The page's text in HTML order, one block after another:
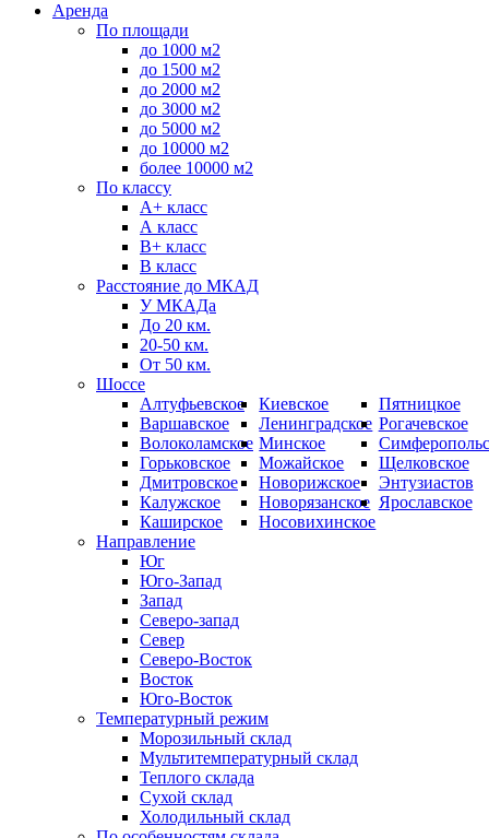
Аренда
По площади
до 1000 м2
до 1500 м2
до 2000 м2
до 3000 м2
до 5000 м2
до 10000 м2
более 10000 м2
По классу
А+ класс
А класс
B+ класс
В класс
Расстояние до МКАД
У МКАДа
До 20 км.
20-50 км.
От 50 км.
Шоссе
Алтуфьевское
Варшавское
Волоколамское
Горьковское
Дмитровское
Калужское
Каширское
Киевское
Ленинградское
Минское
Можайское
Новорижское
Новорязанское
Носовихинское
Пятницкое
Рогачевское
Щелковское
Энтузиастов
Ярославское
Направление
Юг
Юго-Запад
Запад
Северо-запад
Север
Северо-Восток
Восток
Юго-Восток
Температурный режим
Морозильный склад
Мультитемпературный склад
Теплого склада
Сухой склад
Холодильный склад